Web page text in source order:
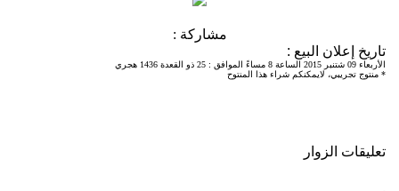
مشاركة :
تاريخ إعلان البيع :
الأربعاء 09 شتنبر 2015 الساعة 8 مساءً الموافق :
* منتوج تجريبي، لايمكنكم شراء هذا المنتوح
تعليقات الزوار